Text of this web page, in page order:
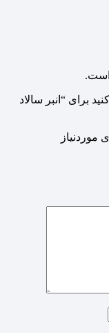
است.
برای “انبر سالاد